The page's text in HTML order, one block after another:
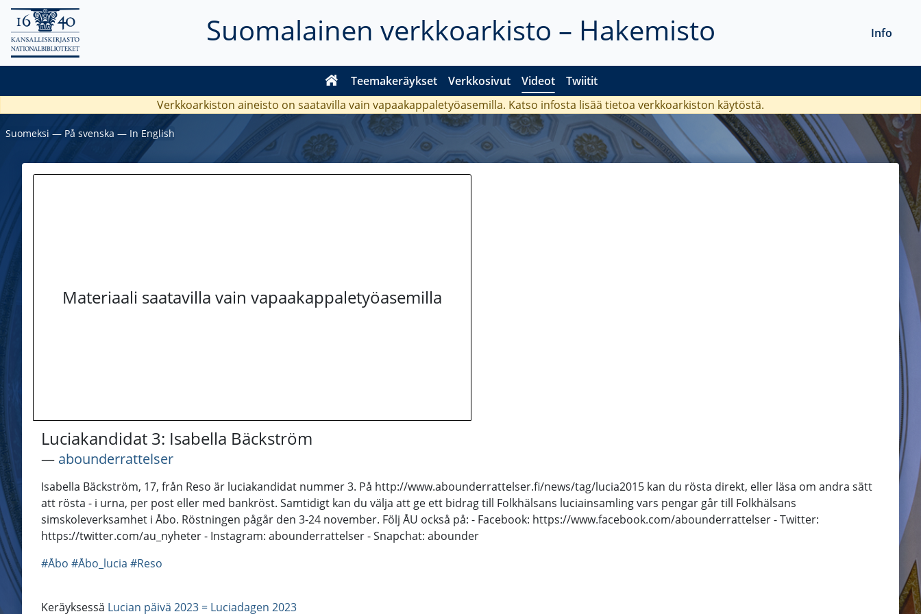
Suomalainen verkkoarkisto – Hakemisto
Teemakeräykset Verkkosivut Videot Twiitit
Info
Verkkoarkiston aineisto on saatavilla vain vapaakappaletyöasemilla. Katso infosta lisää tietoa verkkoarkiston käytöstä.
Suomeksi ― På svenska ― In English
Materiaali saatavilla vain vapaakappaletyöasemilla
Luciakandidat 3: Isabella Bäckström
― abounderrattelser
Isabella Bäckström, 17, från Reso är luciakandidat nummer 3. På http://www.abounderrattelser.fi/news/tag/lucia2015 kan du rösta direkt, eller läsa om andra sätt
att rösta - i urna, per post eller med bankröst. Samtidigt kan du välja att ge ett bidrag till Folkhälsans luciainsamling vars pengar går till Folkhälsans
simskoleverksamhet i Åbo. Röstningen pågår den 3-24 november. Följ ÅU också på: - Facebook: https://www.facebook.com/abounderrattelser - Twitter:
https://twitter.com/au_nyheter - Instagram: abounderrattelser - Snapchat: abounder
#Åbo #Åbo_lucia #Reso
Keräyksessä Lucian päivä 2023 = Luciadagen 2023